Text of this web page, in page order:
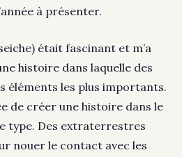
à présenter.
était fascinant et m’a
histoire dans laquelle des
éléments les plus importants.
de créer une histoire dans le
type. Des extraterrestres
nouer le contact avec les